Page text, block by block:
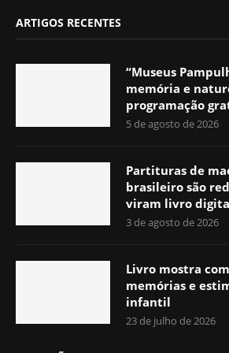
ARTIGOS RECENTES
“Museus
memória e
programação
5 de agosto de 2026
Partituras de
brasileiro são
viram livro
3 de agosto de 2026
Livro mostra
memórias e
infantil
23 de julho de 2026